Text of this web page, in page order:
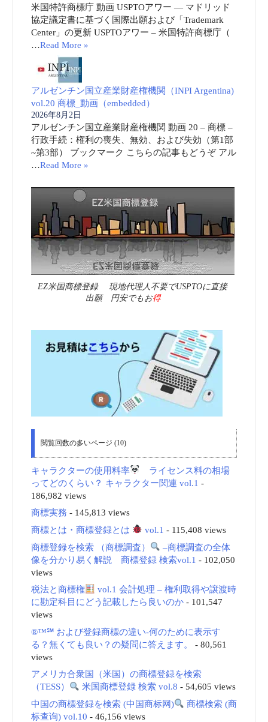
米国特許商標庁 動画 USPTOアワー ― マドリッド
協定議定書に基づく国際出願および「Trademark
Center」の更新 USPTOアワー – 米国特許商標庁（
…Read More »
アルゼンチン国立産業財産権機関（INPI Argentina)
vol.20 商標_動画（embedded）
2026年8月2日
アルゼンチン国立産業財産権機関 動画 20 – 商標 –
行政手続：権利の喪失、無効、および失効（第1部
~第3部） ブックマーク こちらの記事もどうぞ アル
…Read More »
EZ米国商標登録 現地代理人不要でUSPTOに直接
出願 円安でもお得
閲覧回数の多いページ (10)
キャラクターの使用料率
ライセンス料の相場
ってどのくらい？ キャラクター関連 vol.1 -
186,982 views
商標実務 - 145,813 views
商標とは・商標登録とは
vol.1 - 115,408 views
商標登録を検索 （商標調査）
–商標調査の全体
像を分かり易く解説 商標登録 検索vol.1 - 102,050
views
税法と商標権
vol.1 会計処理 – 権利取得や譲渡時
に勘定科目にどう記載したら良いのか- 101,547
views
®™℠ および登録商標の違い-何のために表示す
る？無くても良い？の疑問に答えます。
- 80,561
views
アメリカ合衆国（米国）の商標登録を検索
（TESS）
米国商標登録 検索 vol.8 - 54,605 views
中国の商標登録を検索 (中国商标网)
商標検索 (商
标查询) vol.10 - 46,156 views